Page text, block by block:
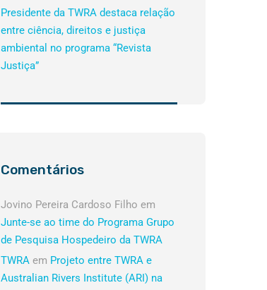
Presidente da TWRA destaca relação
entre ciência, direitos e justiça
ambiental no programa “Revista
Justiça”
Comentários
Jovino Pereira Cardoso Filho em
Junte-se ao time do Programa Grupo
de Pesquisa Hospedeiro da TWRA
TWRA em Projeto entre TWRA e
Australian Rivers Institute (ARI) na